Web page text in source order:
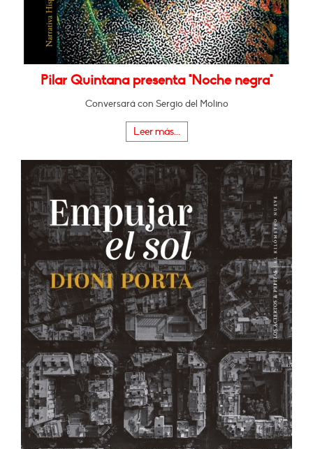
Pilar Quintana presenta "Noche negra"
Conversará con Sergio del Molino
Leer más...